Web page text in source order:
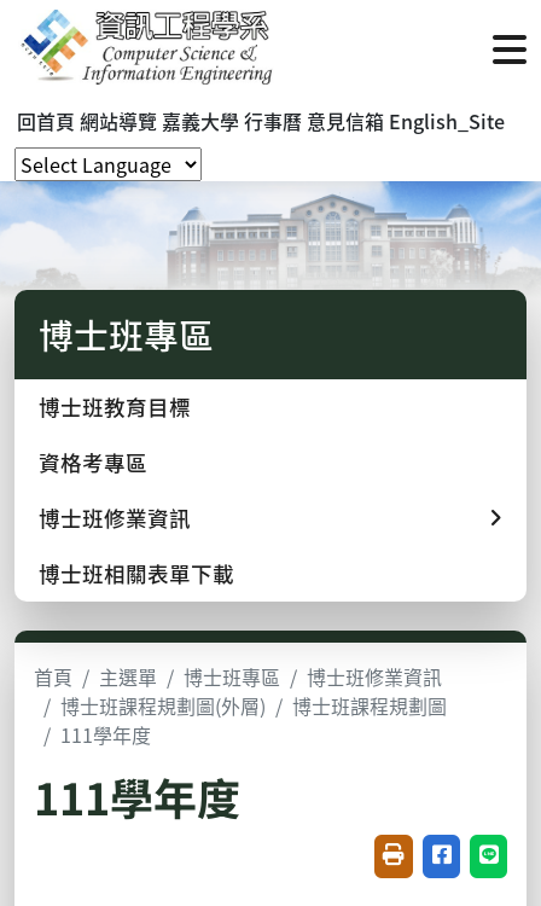
回首頁 網站導覽 嘉義大學行事曆 意見信箱 English_Site
博士班專區
博士班教育目標
資格考專區
博士班修業資訊
博士班相關表單下載
首頁 主選單 博士班專區
博士班修業資訊
博士班課程規劃圖(外層)
博士班課程規劃圖
111學年度
111學年度
友善列印(開新視
分享至臉書
分享